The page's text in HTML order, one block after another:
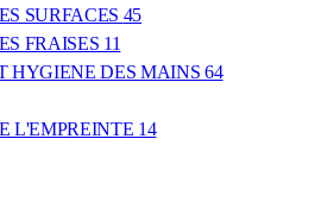
SURFACES 45
FRAISES 11
HYGIENE DES MAINS64
L'EMPREINTE 14